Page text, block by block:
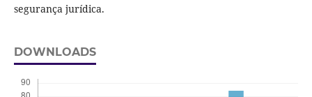
segurança jurídica.
DOWNLOADS